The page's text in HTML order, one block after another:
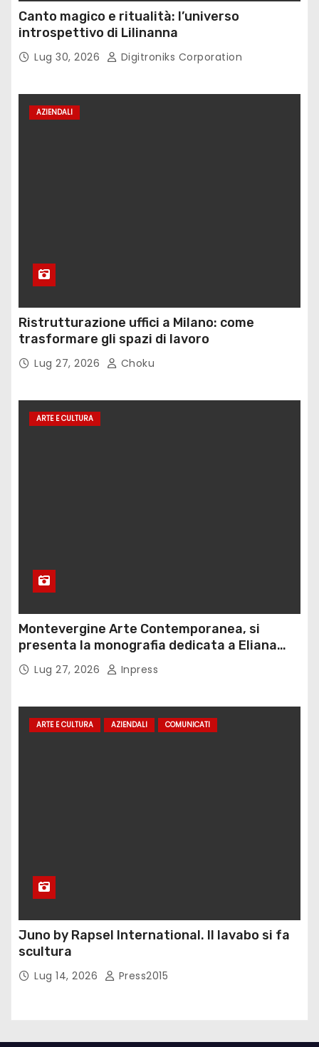
Canto magico e ritualità: l’universo
introspettivo di Lilinanna
Lug 30, 2026 Digitroniks Corporation
AZIENDALI
Ristrutturazione uffici a Milano: come
trasformare gli spazi di lavoro
Lug 27, 2026 Choku
ARTE E CULTURA
Montevergine Arte Contemporanea, si
presenta la monografia dedicata a Eliana
Adorno
Lug 27, 2026 Inpress
ARTE E CULTURA AZIENDALI COMUNICATI
Juno by Rapsel International. Il lavabo si fa
scultura
Lug 14, 2026 Press2015